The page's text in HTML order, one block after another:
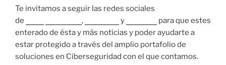
Te invitamos a seguir las redes sociales
de
, y
para que estes
enterado de ésta y más noticias y poder ayudarte a
estar protegido a través del amplio portafolio de
soluciones en Ciberseguridad con el que contamos.